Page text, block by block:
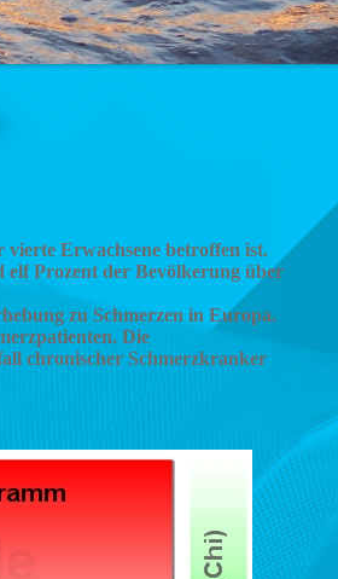
Erwachsene betroffen ist.
elf Prozent der Bevölkerung über
zu Schmerzen in Europa.
Die
chronischer Schmerzkranker